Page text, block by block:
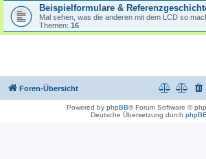
Beispielformulare &
Mal sehen, was die anderen mit dem LCD so
Themen: 16
Foren-Übersicht
Powered by phpBB® Forum Software ©
Deutsche Übersetzung durch